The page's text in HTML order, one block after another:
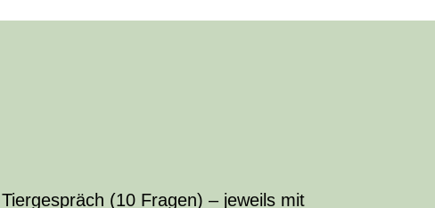
(10 Fragen) – jeweils mit